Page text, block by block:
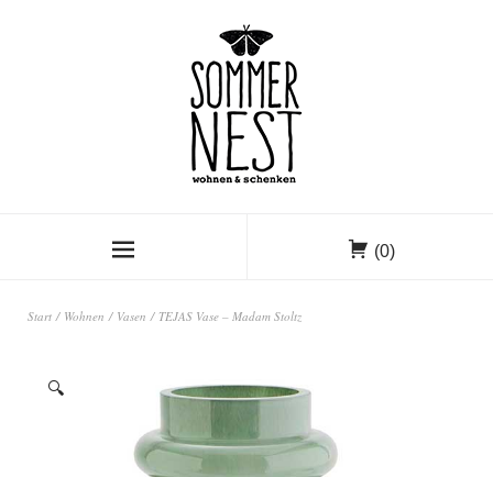
(0)
Start / Wohnen / Vasen / TEJAS Vase – Madam Stoltz
🔍